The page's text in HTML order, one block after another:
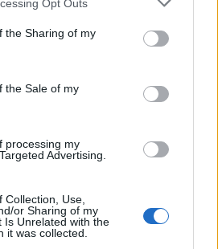
Opt Outs
the Sharing of my
the Sale of my
processing my
Advertising.
Use,
or Sharing of my
Is Unrelated with the
it was collected.